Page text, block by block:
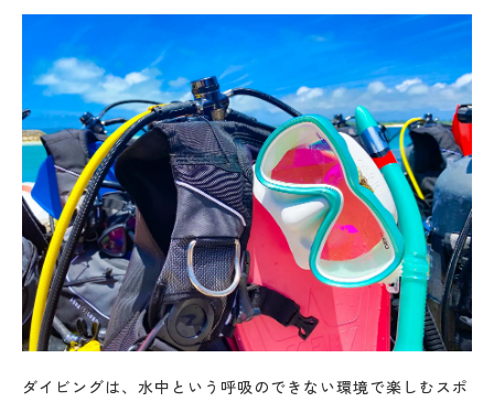
ダイビングは、水中という呼吸のできない環境で楽しむスポ